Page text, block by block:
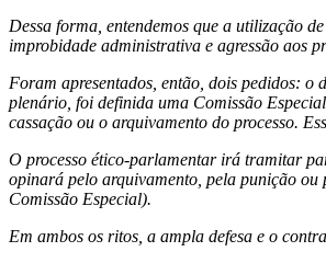
Dessa forma, entendemos que a utilização
improbidade administrativa e agressão aos
Foram apresentados, então, dois pedidos:
plenário, foi definida uma Comissão
cassação ou o arquivamento do processo.
O processo ético-parlamentar irá tramitar
opinará pelo arquivamento, pela punição ou
Comissão Especial).
Em ambos os ritos, a ampla defesa e o